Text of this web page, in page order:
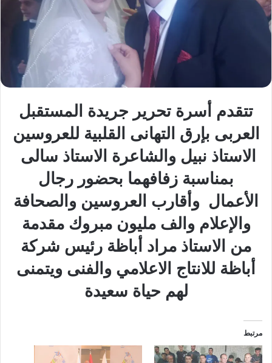
تتقدم أسرة تحرير جريدة المستقبل
العربى بإرق التهانى القلبية للعروسين
الاستاذ نبيل والشاعرة الاستاذ سالى
بمناسبة زفافهما بحضور رجال
الأعمال وأقارب العروسين والصحافة
والإعلام والف مليون مبروك مقدمة
من الاستاذ مراد أباظة رئيس شركة
أباظة للانتاج الاعلامي والفنى ويتمنى
لهم حياة سعيدة
مرتبط